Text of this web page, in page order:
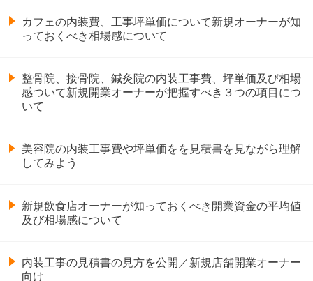
カフェの内装費、工事坪単価について新規オーナーが知
っておくべき相場感について
整骨院、接骨院、鍼灸院の内装工事費、坪単価及び相場
感ついて新規開業オーナーが把握すべき３つの項目につ
いて
美容院の内装工事費や坪単価をを見積書を見ながら理解
してみよう
新規飲食店オーナーが知っておくべき開業資金の平均値
及び相場感について
内装工事の見積書の見方を公開／新規店舗開業オーナー
向け